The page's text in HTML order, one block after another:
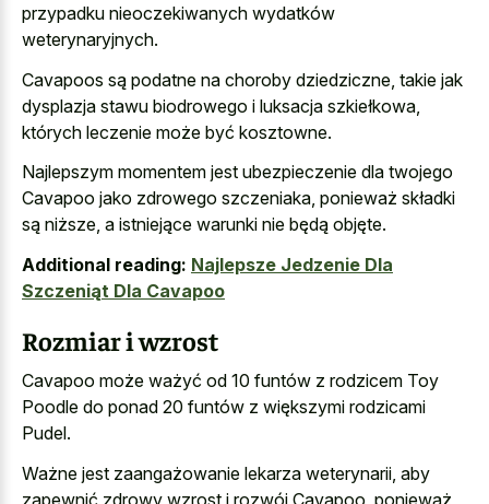
przypadku nieoczekiwanych wydatków
weterynaryjnych.
Cavapoos są podatne na choroby dziedziczne, takie jak
dysplazja stawu biodrowego i luksacja szkiełkowa,
których leczenie może być kosztowne.
Najlepszym momentem jest ubezpieczenie dla twojego
Cavapoo jako zdrowego szczeniaka, ponieważ składki
są niższe, a istniejące warunki nie będą objęte.
Additional reading: Najlepsze Jedzenie Dla
Szczeniąt Dla Cavapoo
Rozmiar i wzrost
Cavapoo może ważyć od 10 funtów z rodzicem Toy
Poodle do ponad 20 funtów z większymi rodzicami
Pudel.
Ważne jest zaangażowanie lekarza weterynarii, aby
zapewnić zdrowy wzrost i rozwój Cavapoo, ponieważ